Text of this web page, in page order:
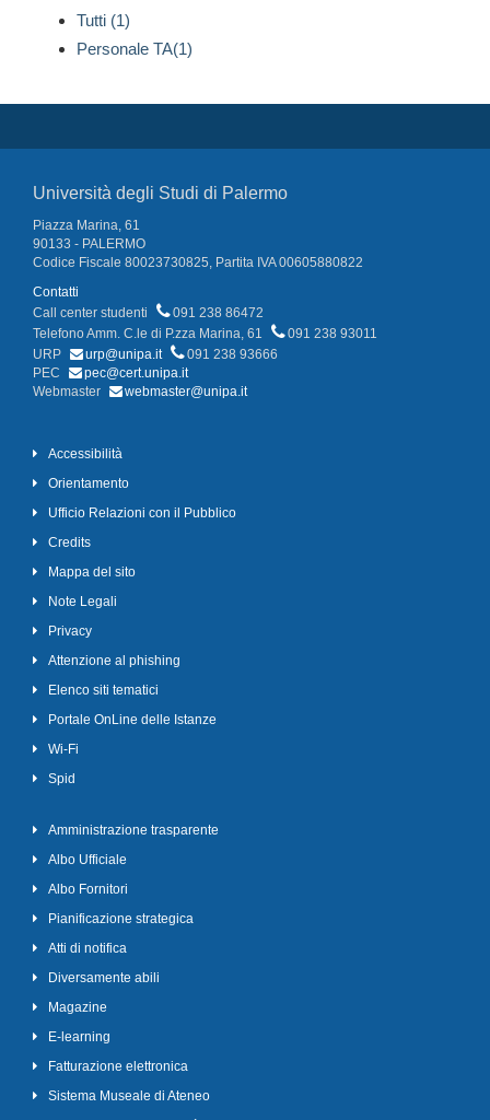
Tutti (1)
Personale TA(1)
Università degli Studi di Palermo
Piazza Marina, 61
90133 - PALERMO
Codice Fiscale 80023730825, Partita IVA 00605880822
Contatti
Call center studenti
091 238 86472
Telefono Amm. C.le di P.zza Marina, 61
091 238 93011
URP
urp@unipa.it
091 238 93666
PEC
pec@cert.unipa.it
Webmaster
webmaster@unipa.it
Accessibilità
Orientamento
Ufficio Relazioni con il Pubblico
Credits
Mappa del sito
Note Legali
Privacy
Attenzione al phishing
Elenco siti tematici
Portale OnLine delle Istanze
Wi-Fi
Spid
Amministrazione trasparente
Albo Ufficiale
Albo Fornitori
Pianificazione strategica
Atti di notifica
Diversamente abili
Magazine
E-learning
Fatturazione elettronica
Sistema Museale di Ateneo